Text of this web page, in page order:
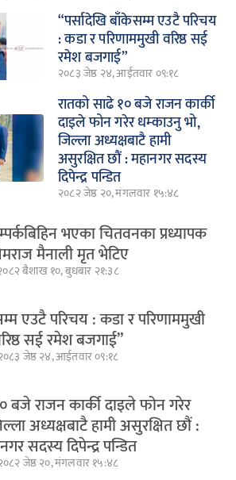
“पर्सादेखि बाँकेसम्म एउटै परिचय
: कडा र परिणाममुखी वरिष्ठ सई
रमेश बजगाई”
२०८३ जेष्ठ २४, आईतवार ०९:१८
रातको साढे १० बजे राजन कार्की
दाइले फोन गरेर धम्काउनु भो,
जिल्ला अध्यक्षबाटै हामी
असुरक्षित छौं : महानगर सदस्य
दिपेन्द्र पन्डित
२०८२ जेष्ठ २०, मंगलवार १५:४८
भएका चितवनका प्रध्यापक
मैनाली मृत भेटिए
बैशाख १०, बुधबार २१:३८
एउटै परिचय : कडा र परिणाममुखी
सई रमेश बजगाई”
जेष्ठ २४, आईतवार ०९:१८
बजे राजन कार्की दाइले फोन गरेर
अध्यक्षबाटै हामी असुरक्षित छौं :
सदस्य दिपेन्द्र पन्डित
जेष्ठ २०, मंगलवार १५:४८